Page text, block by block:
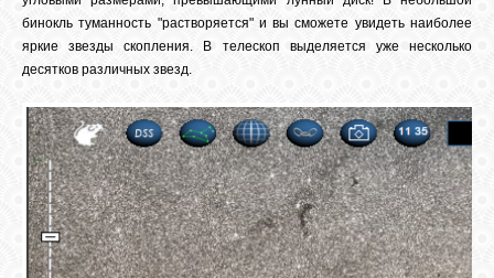
бинокль туманность "растворяется" и вы сможете увидеть наиболее
яркие звезды скопления. В телескоп выделяется уже несколько
десятков различных звезд.